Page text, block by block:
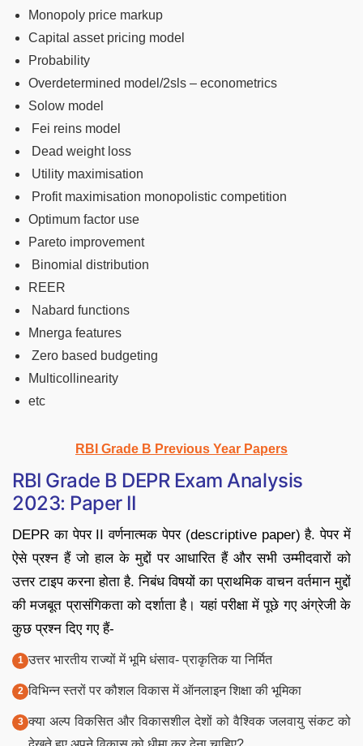
Monopoly price markup
Capital asset pricing model
Probability
Overdetermined model/2sls – econometrics
Solow model
Fei reins model
Dead weight loss
Utility maximisation
Profit maximisation monopolistic competition
Optimum factor use
Pareto improvement
Binomial distribution
REER
Nabard functions
Mnerga features
Zero based budgeting
Multicollinearity
etc
RBI Grade B Previous Year Papers
RBI Grade B DEPR Exam Analysis
2023: Paper II
DEPR का पेपर II वर्णनात्मक पेपर (descriptive paper) है. पेपर में
ऐसे प्रश्न हैं जो हाल के मुद्दों पर आधारित हैं और सभी उम्मीदवारों को
उत्तर टाइप करना होता है. निबंध विषयों का प्राथमिक वाचन वर्तमान मुद्दों
की मजबूत प्रासंगिकता को दर्शाता है। यहां परीक्षा में पूछे गए अंग्रेजी के
कुछ प्रश्न दिए गए हैं-
उत्तर भारतीय राज्यों में भूमि धंसाव- प्राकृतिक या निर्मित
विभिन्न स्तरों पर कौशल विकास में ऑनलाइन शिक्षा की भूमिका
क्या अल्प विकसित और विकासशील देशों को वैश्विक जलवायु संकट को